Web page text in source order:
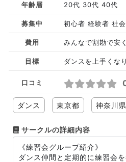
年齢層 20代 30代 40代
募集中 初心者 経験者 社
費用 みんなで割勘で
目標 ダンスを上手くな
口コミ
ダンス 東京都 神奈川県
サークルの詳細内容
《練習会グループ紹介》
ダンス仲間と定期的に練習会